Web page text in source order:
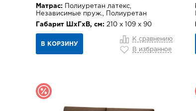
Матрас: Полиуретан латекс,
Независимые пруж., Полиуретан
Габарит ШхГхВ, см: 210 х 109 х 90
В КОРЗИНУ
К сравнению
В избранное